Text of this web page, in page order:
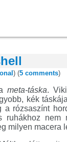
) (5 comments)
meta-táska.
kék
a rózsaszínt
ruhákhoz nem
milyen macera